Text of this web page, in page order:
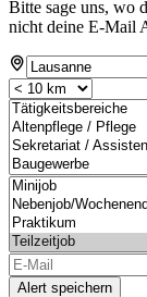
Bitte sage uns, wo
nicht deine E-Mail
Alert speichern